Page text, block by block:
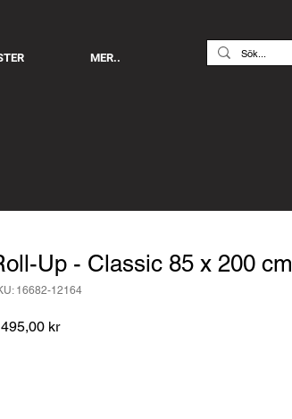
MER..
Up - Classic 85 x 200 cm
16682-12164
krPris